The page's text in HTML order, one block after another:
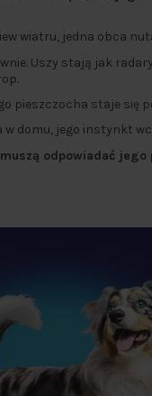
wiatru, jedna obca
Uszy stają jak
pieszczocha staje się
w domu, jego instynkt
odpowiadać jego